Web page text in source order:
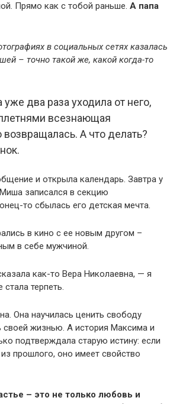
Прямо как с тобой раньше. А папа
в социальных сетях казалась
– точно такой же, какой когда-то
уже два раза уходила от него,
всезнающая
А что делать?
и открыла календарь. Завтра у
записался в секцию
то сбылась его детская мечта.
в кино с ее новым другом –
в себе мужчиной.
как-то Вера Николаевна, — я
терпеть.
Она научилась ценить свободу
жизнью. А история Максима и
подтверждала старую истину: если
прошлого, оно имеет свойство
– это не только любовь и